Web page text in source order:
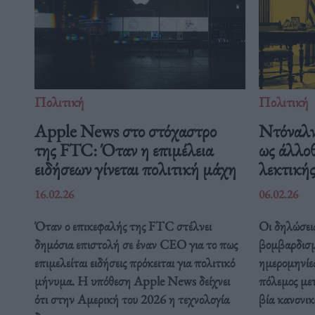
Πολιτική
Apple News στο στόχαστρο
της FTC: Όταν η επιμέλεια
ειδήσεων γίνεται πολιτική μάχη
16.02.26
Όταν ο επικεφαλής της FTC στέλνει
δημόσια επιστολή σε έναν CEO για το πως
επιμελείται ειδήσεις πρόκειται για πολιτικό
μήνυμα. Η υπόθεση Apple News δείχνει
ότι στην Αμερική του 2026 η τεχνολογία
Πολιτική
ως
06.02.26
Οι
πόλεμος
βία